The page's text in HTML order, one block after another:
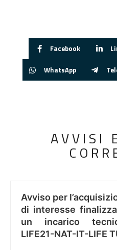
Facebook
WhatsApp
AVVISI
Avviso per
di interesse
un incarico
LIFE21-NAT-IT-LIFE